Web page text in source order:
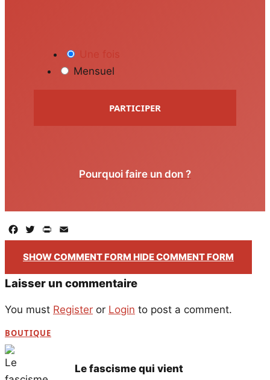
Mensuel
PARTICIPER
Pourquoi faire un don ?
Facebook
TwitterPrintFriendly
SHOW COMMENT FORM HIDE COMMENT FORM
Laisser un commentaire
You must Register or Login to post a comment.
BOUTIQUE
Le fascisme qui vient